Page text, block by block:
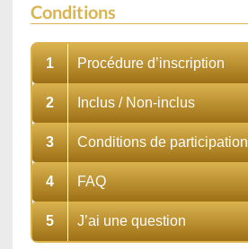
Conditions
1 Procédure d’inscription
2 Inclus / Non-inclus
3 Conditions de participation
4 FAQ
5 J’ai une question